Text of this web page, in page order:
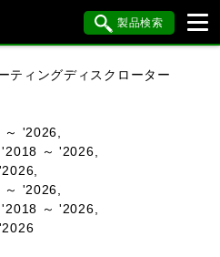
製品検索
SUZUKI
DUCATI
ティングディスクローター
'2026,
～ '2026,
'2026,
～ '2026,